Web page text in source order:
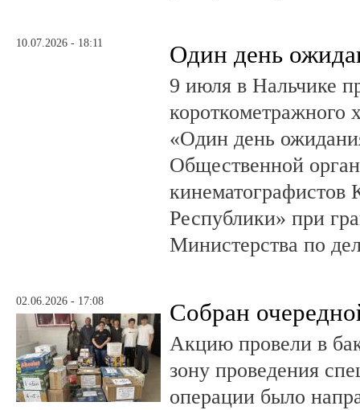
10.07.2026 - 18:11 Один день
9 июля в Нальчике
короткометражного
«Один день
Общественной
кинематографистов
Республики» при
Министерства по
02.06.2026 - 17:08 Собран
Акцию провели в
зону проведения
операции было